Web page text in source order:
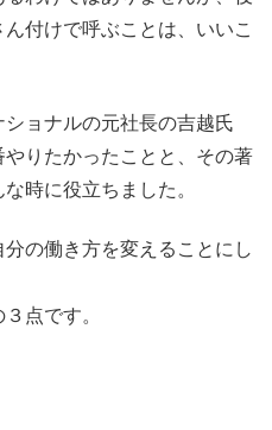
付けで呼ぶことは、いいこ
ョナルの元社長の吉越氏
りたかったことと、その著
時に役立ちました。
の働き方を変えることにし
点です。